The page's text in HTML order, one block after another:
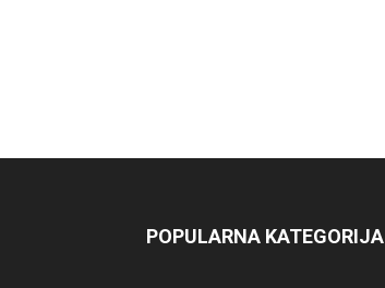
POPULARNA KATEGORIJA